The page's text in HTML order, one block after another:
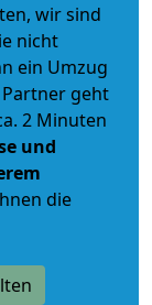
wir sind
nicht
ein Umzug
geht
2 Minuten
und
die